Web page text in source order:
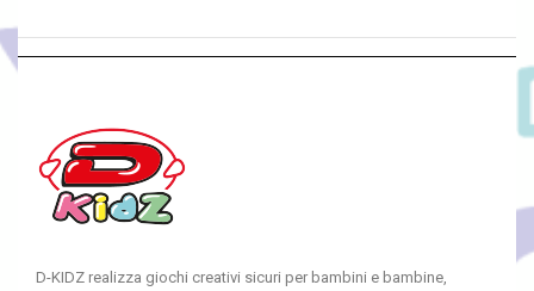
D-KIDZ realizza giochi creativi sicuri per bambini e bambine,